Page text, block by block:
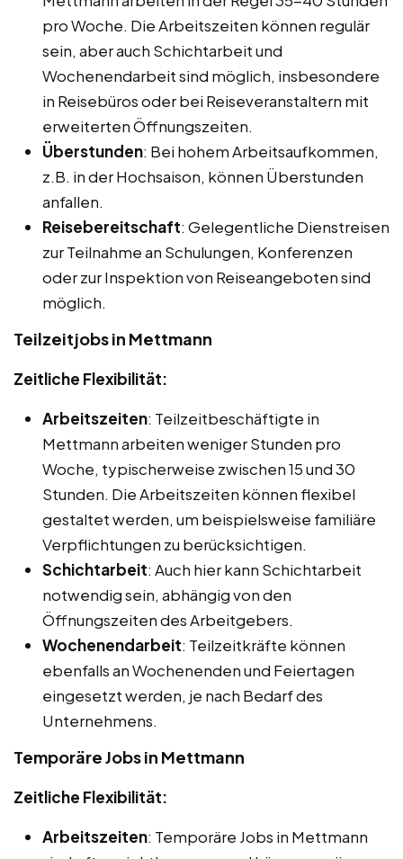
pro Woche. Die Arbeitszeiten können regulär
sein, aber auch Schichtarbeit und
Wochenendarbeit sind möglich, insbesondere
in Reisebüros oder bei Reiseveranstaltern mit
erweiterten Öffnungszeiten.
Überstunden: Bei hohem Arbeitsaufkommen,
z.B. in der Hochsaison, können Überstunden
anfallen.
Reisebereitschaft: Gelegentliche Dienstreisen
zur Teilnahme an Schulungen, Konferenzen
oder zur Inspektion von Reiseangeboten sind
möglich.
Teilzeitjobs in Mettmann
Zeitliche Flexibilität:
Arbeitszeiten: Teilzeitbeschäftigte in
Mettmann arbeiten weniger Stunden pro
Woche, typischerweise zwischen 15 und 30
Stunden. Die Arbeitszeiten können flexibel
gestaltet werden, um beispielsweise familiäre
Verpflichtungen zu berücksichtigen.
Schichtarbeit: Auch hier kann Schichtarbeit
notwendig sein, abhängig von den
Öffnungszeiten des Arbeitgebers.
Wochenendarbeit: Teilzeitkräfte können
ebenfalls an Wochenenden und Feiertagen
eingesetzt werden, je nach Bedarf des
Unternehmens.
Temporäre Jobs in Mettmann
Zeitliche Flexibilität:
Arbeitszeiten: Temporäre Jobs in Mettmann